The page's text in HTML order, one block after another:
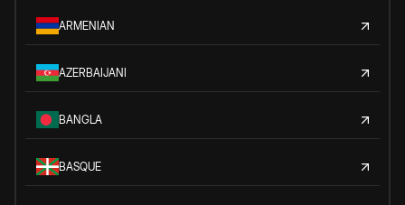
ARMENIAN
AZERBAIJANI
BANGLA
BASQUE